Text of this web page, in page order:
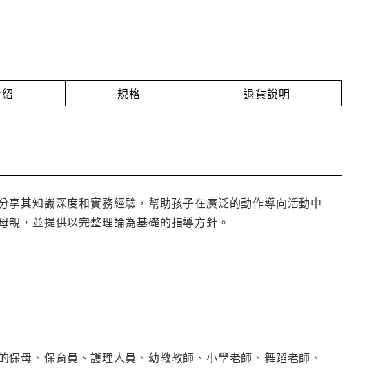
規格 退貨說明
其知識深度和實務經驗，幫助孩子在廣泛的動作導向活動中
，並提供以完整理論為基礎的指導方針。
母、保育員、護理人員、幼教教師、小學老師、舞蹈老師、